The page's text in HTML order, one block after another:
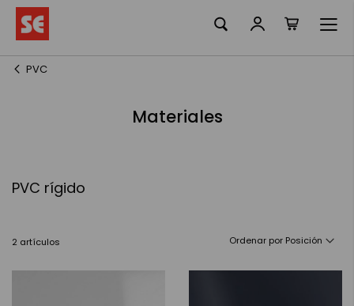
contenido
PVC
Materiales
PVC rígido
2 artículos Ordenar por